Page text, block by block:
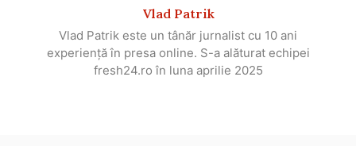
Vlad Patrik
Vlad Patrik este un tânăr jurnalist cu 10 ani
experiență în presa online. S-a alăturat echipei
fresh24.ro în luna aprilie 2025